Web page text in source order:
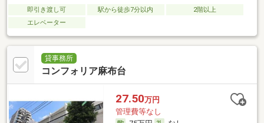
即引き渡し可 駅から徒歩7分以内
2階以上
エレベーター
貸事務所
コンフォリア麻布台
27.50万円
管理費等なし